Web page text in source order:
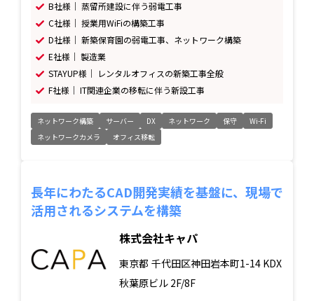
B社様｜ 蒸留所建設に伴う弱電工事
C社様｜ 授業用WiFiの構築工事
D社様｜ 新築保育園の弱電工事、ネットワーク構築
E社様｜ 製造業
STAYUP様｜ レンタルオフィスの新築工事全般
F社様｜ IT関連企業の移転に伴う新設工事
ネットワーク構築 サーバー DX ネットワーク 保守
Wi-Fi
ネットワークカメラ
オフィス移転
長年にわたるCAD開発実績を基盤に、現場で
活用されるシステムを構築
株式会社キャパ
東京都 千代田区神田岩本町1-14 KDX
秋葉原ビル 2F/8F